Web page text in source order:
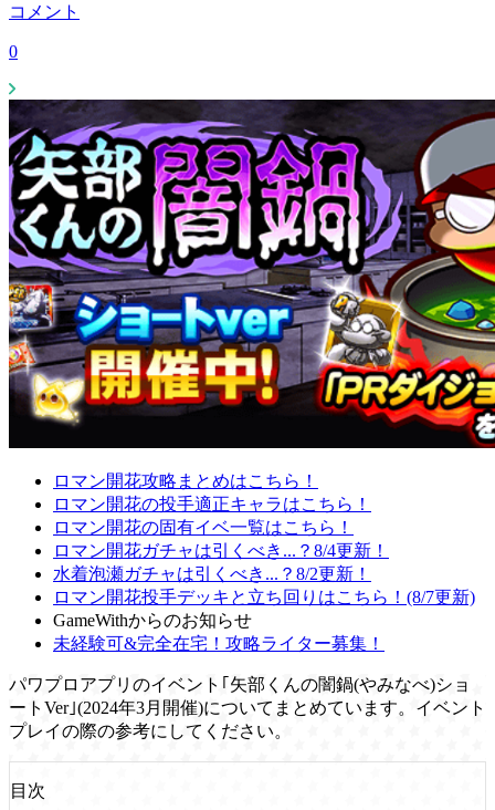
コメント
0
ロマン開花攻略まとめはこちら！
ロマン開花の投手適正キャラはこちら！
ロマン開花の固有イベ一覧はこちら！
ロマン開花ガチャは引くべき...？8/4更新！
水着泡瀬ガチャは引くべき...？8/2更新！
ロマン開花投手デッキと立ち回りはこちら！(8/7更新)
GameWithからのお知らせ
未経験可&完全在宅！攻略ライター募集！
パワプロアプリのイベント｢矢部くんの闇鍋(やみなべ)ショ
ートVer｣(2024年3月開催)についてまとめています。イベント
プレイの際の参考にしてください。
目次